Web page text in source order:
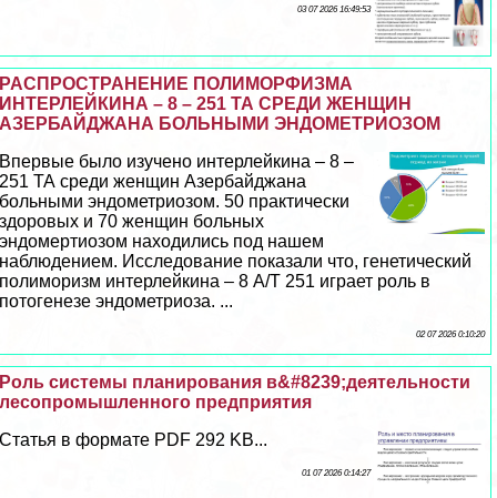
03 07 2026 16:49:53
РАСПРОСТРАНЕНИЕ ПОЛИМОРФИЗМА
ИНТЕРЛЕЙКИНА – 8 – 251 ТА СРЕДИ ЖЕНЩИН
АЗЕРБАЙДЖАНА БОЛЬНЫМИ ЭНДОМЕТРИОЗОМ
Впервые было изучено интерлейкина – 8 –
251 ТА среди женщин Азербайджана
больными эндометриозом. 50 пpaктически
здоровых и 70 женщин больных
эндомертиозом находились под нашем
наблюдением. Исследование показали что, генетический
полиморизм интерлейкина – 8 А/Т 251 играет роль в
потогенезе эндометриоза. ...
02 07 2026 0:10:20
Роль системы планирования в&#8239;деятельности
лесопромышленного предприятия
Статья в формате PDF 292 KB...
01 07 2026 0:14:27